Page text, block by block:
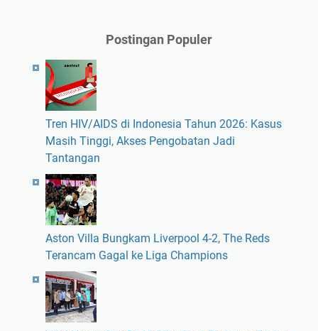
Postingan Populer
Tren HIV/AIDS di Indonesia Tahun 2026: Kasus
Masih Tinggi, Akses Pengobatan Jadi
Tantangan
Aston Villa Bungkam Liverpool 4-2, The Reds
Terancam Gagal ke Liga Champions